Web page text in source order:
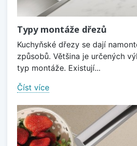
Typy montáže dřezů
Kuchyňské dřezy se dají
způsobů. Většina je určených
typ montáže. Existují...
Číst více